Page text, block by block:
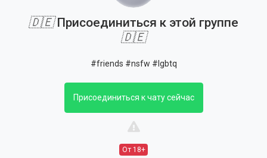
🇩🇪Присоединиться к этой группе
🇩🇪
#friends #nsfw #lgbtq
Присоединиться к чату сейчас
От 18+